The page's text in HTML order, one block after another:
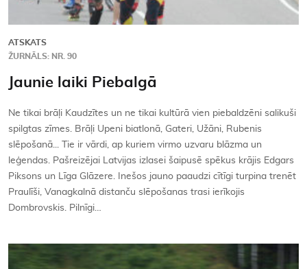
ATSKATS
ŽURNĀLS: NR. 90
Jaunie laiki Piebalgā
Ne tikai brāļi Kaudzītes un ne tikai kultūrā vien piebaldzēni salikuši
spilgtas zīmes. Brāļi Upeni biatlonā, Gateri, Užāni, Rubenis
slēpošanā... Tie ir vārdi, ap kuriem virmo uzvaru blāzma un
leģendas. Pašreizējai Latvijas izlasei šaipusē spēkus krājis Edgars
Piksons un Līga Glāzere. Inešos jauno paaudzi cītīgi turpina trenēt
Praulīši, Vanagkalnā distanču slēpošanas trasi ierīkojis
Dombrovskis. Pilnīgi…